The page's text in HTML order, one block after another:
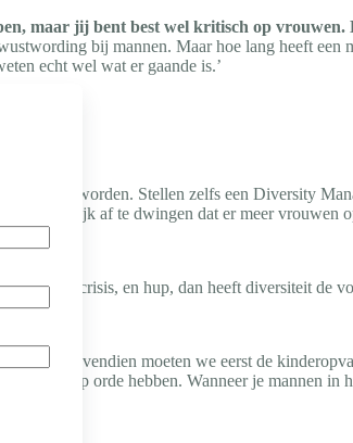
maar jij bent best wel kritisch op vrouwen.
bij mannen. Maar hoe lang heeft
echt wel wat er gaande is.’
moeten worden. Stellen zelfs een Diversity
af te dwingen dat er meer vrouwen
een crisis, en hup, dan heeft diversiteit de
straf. Bovendien moeten we eerst de
die dit op orde hebben. Wanneer je mannen in